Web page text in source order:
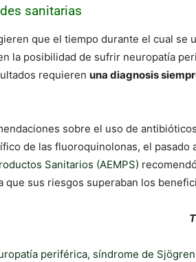
sanitarias
que el tiempo durante el cual se
la posibilidad de sufrir neuropatía
requieren una diagnosis
sobre el uso de
de las fluoroquinolonas, el pasado
Sanitarios (AEMPS) recomendó
que sus riesgos superaban los
periférica, síndrome de Sjögren